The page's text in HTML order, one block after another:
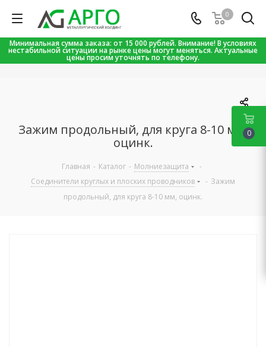
Минимальная сумма заказа: от 15 000 рублей. Внимание! В условиях
нестабильной ситуации на рынке цены могут меняться. Актуальные
цены просим уточнять по телефону.
0
Зажим продольный, для круга 8-10 мм,
оцинк.
Главная - Каталог - Молниезащита
-
Соединители круглых и плоских проводников
- Зажим
продольный, для круга 8-10 мм, оцинк.
0